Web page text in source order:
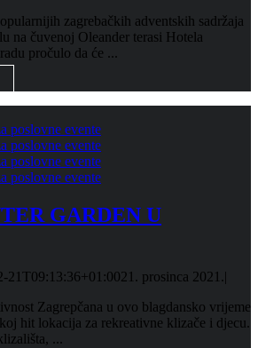
zagrebačkih adventskih sadržaja
na čuvenoj Oleander terasi Hotela
pročulo da će ...
GARDEN U
21T09:13:36+01:0021. prosinca 2021.|
Zagrepčana u ovo blagdansko vrijeme
hit lokacija za rekreativne klizače i djecu.
...